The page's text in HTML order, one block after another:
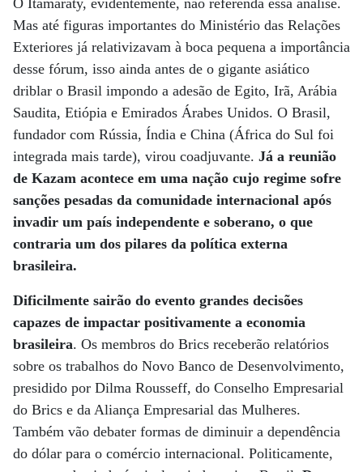
O Itamaraty, evidentemente, não referenda essa análise.
Mas até figuras importantes do Ministério das Relações
Exteriores já relativizavam à boca pequena a importância
desse fórum, isso ainda antes de o gigante asiático
driblar o Brasil impondo a adesão de Egito, Irã, Arábia
Saudita, Etiópia e Emirados Árabes Unidos. O Brasil,
fundador com Rússia, Índia e China (África do Sul foi
integrada mais tarde), virou coadjuvante. Já a reunião
de Kazam acontece em uma nação cujo regime sofre
sanções pesadas da comunidade internacional após
invadir um país independente e soberano, o que
contraria um dos pilares da política externa
brasileira.
Dificilmente sairão do evento grandes decisões
capazes de impactar positivamente a economia
brasileira. Os membros do Brics receberão relatórios
sobre os trabalhos do Novo Banco de Desenvolvimento,
presidido por Dilma Rousseff, do Conselho Empresarial
do Brics e da Aliança Empresarial das Mulheres.
Também vão debater formas de diminuir a dependência
do dólar para o comércio internacional. Politicamente,